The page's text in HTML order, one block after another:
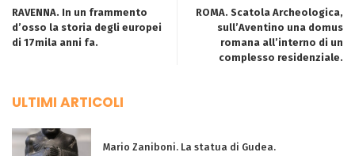
RAVENNA. In un frammento
d’osso la storia degli europei
di 17mila anni fa.
ROMA. Scatola Archeologica,
sull’Aventino una domus
romana all’interno di un
complesso residenziale.
ULTIMI ARTICOLI
Mario Zaniboni. La statua di Gudea.